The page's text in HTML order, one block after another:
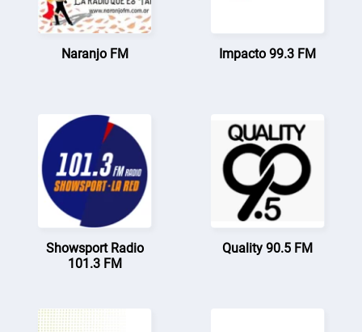
Naranjo FM Impacto 99.3 FM
Showsport Radio
101.3 FM
Quality 90.5 FM